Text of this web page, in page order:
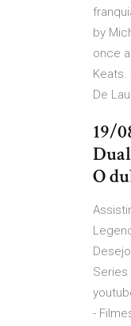
by
once
Keats.
De
19/
O
Series
-